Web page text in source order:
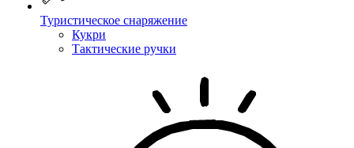
Туристическое снаряжение
Кукри
Тактические ручки